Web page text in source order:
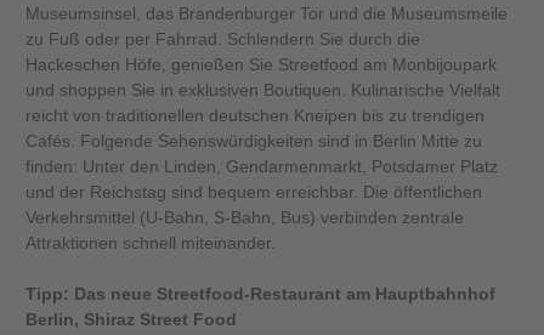
Museumsinsel, das Brandenburger Tor und die Museumsmeile
zu Fuß oder per Fahrrad. Schlendern Sie durch die
Hackeschen Höfe, genießen Sie Streetfood am Monbijoupark
und shoppen Sie in exklusiven Boutiquen. Kulinarische Vielfalt
reicht von traditionellen deutschen Kneipen bis zu trendigen
Cafés. Folgende Sehenswürdigkeiten sind in Berlin Mitte zu
finden: Unter den Linden, Gendarmenmarkt, Potsdamer Platz
und der Reichstag sind bequem erreichbar. Die öffentlichen
Verkehrsmittel (U-Bahn, S-Bahn, Bus) verbinden zentrale
Attraktionen schnell miteinander.
Tipp: Das neue Streetfood-Restaurant am Hauptbahnhof
Berlin, Shiraz Street Food